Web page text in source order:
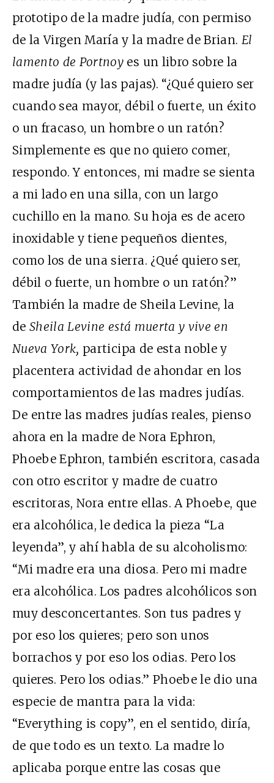
prototipo de la madre judía, con permiso
de la Virgen María y la madre de Brian. El
lamento de Portnoy es un libro sobre la
madre judía (y las pajas). “¿Qué quiero ser
cuando sea mayor, débil o fuerte, un éxito
o un fracaso, un hombre o un ratón?
Simplemente es que no quiero comer,
respondo. Y entonces, mi madre se sienta
a mi lado en una silla, con un largo
cuchillo en la mano. Su hoja es de acero
inoxidable y tiene pequeños dientes,
como los de una sierra. ¿Qué quiero ser,
débil o fuerte, un hombre o un ratón?”
También la madre de Sheila Levine, la
deSheila Levine está muerta y vive en
Nueva York, participa de esta noble y
placentera actividad de ahondar en los
comportamientos de las madres judías.
De entre las madres judías reales, pienso
ahora en la madre de Nora Ephron,
Phoebe Ephron, también escritora, casada
con otro escritor y madre de cuatro
escritoras, Nora entre ellas. A Phoebe, que
era alcohólica, le dedica la pieza “La
leyenda”, y ahí habla de su alcoholismo:
“Mi madre era una diosa. Pero mi madre
era alcohólica. Los padres alcohólicos son
muy desconcertantes. Son tus padres y
por eso los quieres; pero son unos
borrachos y por eso los odias. Pero los
quieres. Pero los odias.” Phoebe le dio una
especie de mantra para la vida:
“Everything is copy”, en el sentido, diría,
de que todo es un texto. La madre lo
aplicaba porque entre las cosas que